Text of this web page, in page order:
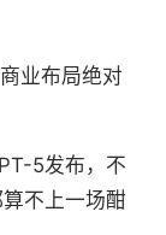
业布局绝对
5发布，不
不上一场酣